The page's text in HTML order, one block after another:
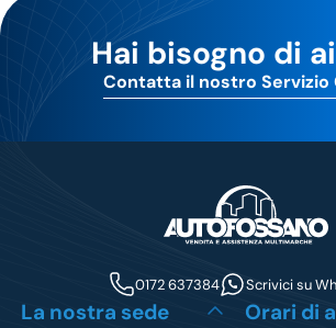
Hai bisogno di
Contatta il nostro Servizio
0172 637384 Scrivici su
La nostra sede
Orari di